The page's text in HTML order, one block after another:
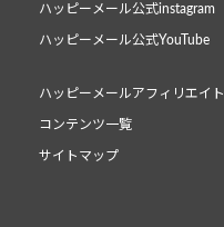
ハッピーメール公式instagram
ハッピーメール公式YouTube
ハッピーメールアフィリエイト
コンテンツ一覧
サイトマップ